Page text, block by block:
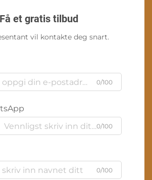
Få et gratis tilbud
vil kontakte deg snart.
0/100
0/100
0/100